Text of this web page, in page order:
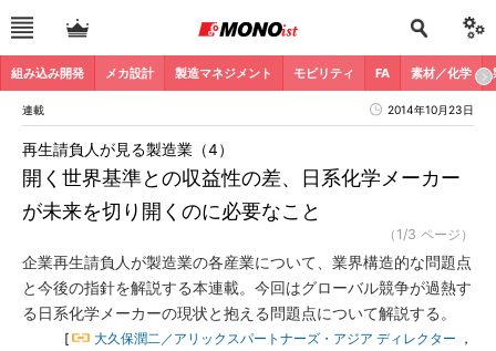
組み込み開発 メカ設計 製造マネジメント モビリティ FA 素材／化学
連載 2014年10月23日
開く世界基準との収益性の差、日系化学メーカー
が未来を切り開くのに必要なこと
再生請負人が見る製造業（4）
（1/3 ページ）
企業再生請負人が製造業の各産業について、業界構造的な問題点
と今後の指針を解説する本連載。今回はグローバル競争が過熱す
る日系化学メーカーの現状と抱える問題点について解説する。
[ 大久保潤二／アリックスパートナーズ・アジア ディレクター ，